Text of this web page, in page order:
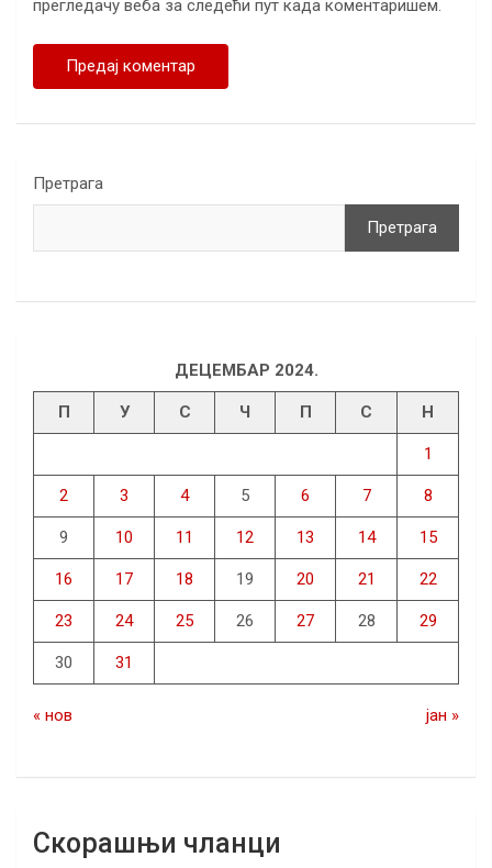
прегледачу веба за следећи пут када коментаришем.
Претрага
Претрага
ДЕЦЕМБАР 2024.
П У С Ч П С Н
1
2 3 4 5 6 7 8
9 10 11 12 13 14 15
16 17 18 19 20 21 22
23 24 25 26 27 28 29
30 31
« нов јан »
Скорашњи чланци